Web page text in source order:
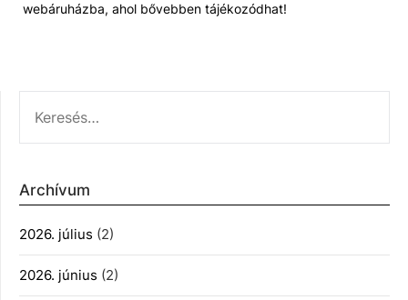
webáruházba, ahol bővebben tájékozódhat!
Archívum
2026. július (2)
2026. június (2)